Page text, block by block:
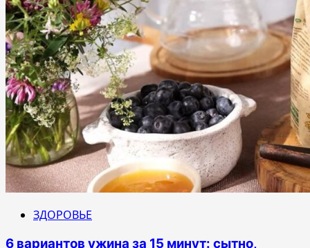
ЗДОРОВЬЕ
6 вариантов ужина за 15 минут: сытно,